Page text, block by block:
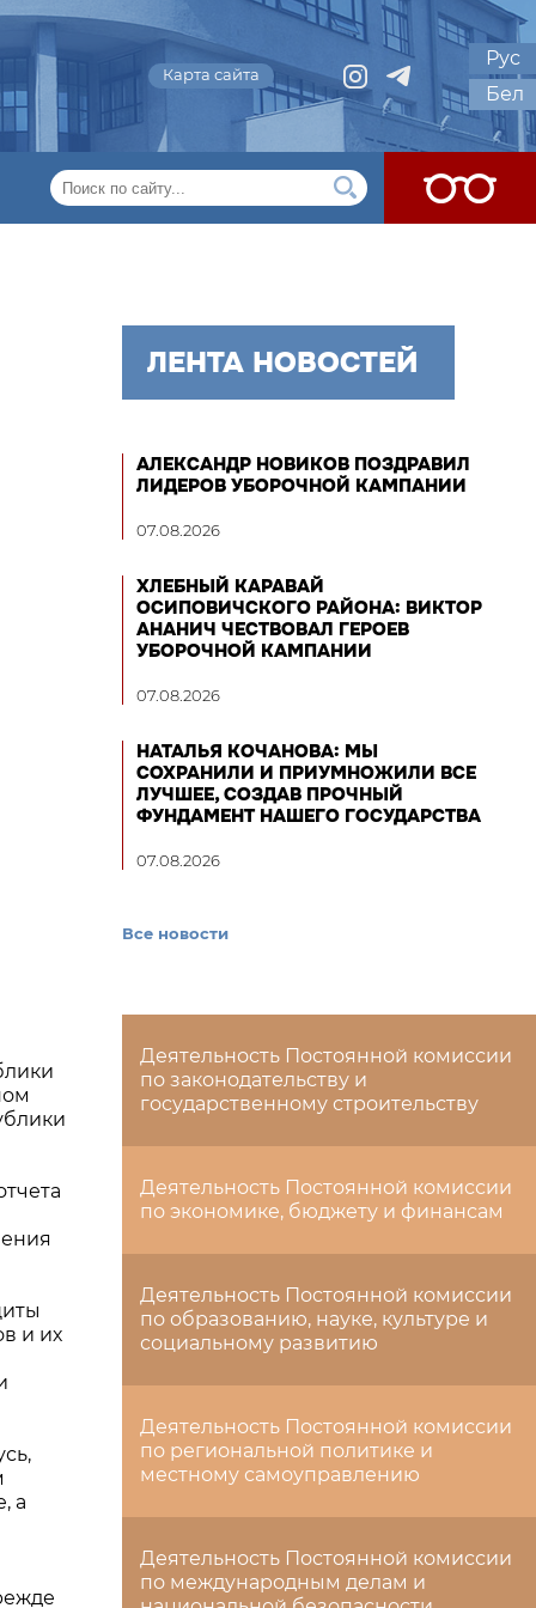
Карта сайта
Рус
Бел
и их
а
ЛЕНТА НОВОСТЕЙ
АЛЕКСАНДР НОВИКОВ ПОЗДРАВИЛ
ЛИДЕРОВ УБОРОЧНОЙ КАМПАНИИ
07.08.2026
ХЛЕБНЫЙ КАРАВАЙ
ОСИПОВИЧСКОГО РАЙОНА: ВИКТОР
АНАНИЧ ЧЕСТВОВАЛ ГЕРОЕВ
УБОРОЧНОЙ КАМПАНИИ
07.08.2026
НАТАЛЬЯ КОЧАНОВА: МЫ
СОХРАНИЛИ И ПРИУМНОЖИЛИ ВСЕ
ЛУЧШЕЕ, СОЗДАВ ПРОЧНЫЙ
ФУНДАМЕНТ НАШЕГО ГОСУДАРСТВА
07.08.2026
Все новости
Деятельность Постоянной комиссии
по законодательству и
государственному строительству
Деятельность Постоянной комиссии
по экономике, бюджету и финансам
Деятельность Постоянной комиссии
по образованию, науке, культуре и
социальному развитию
Деятельность Постоянной комиссии
по региональной политике и
местному самоуправлению
Деятельность Постоянной комиссии
по международным делам и